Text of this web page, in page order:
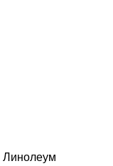
Линолеум